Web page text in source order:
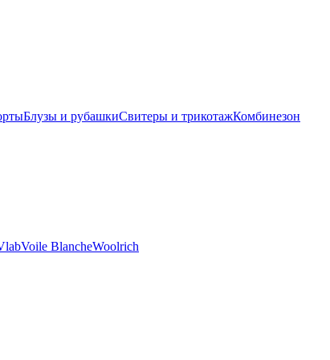
Блузы и рубашкиСвитеры и трикотажКомбинезон
Voile BlancheWoolrich